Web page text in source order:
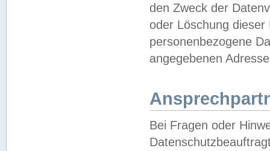
den Zweck der
oder Löschung
personenbezogene
angegebenen
Bei Fragen oder